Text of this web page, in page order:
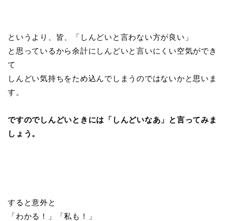
というより、皆、「しんどいと言わない方が良い」
と思っているから余計にしんどいと言いにくい空気ができ
て
しんどい気持ちをため込んでしまうのではないかと思いま
す。
ですのでしんどいときには「しんどいなあ」と言ってみま
しょう。
すると意外と
「わかる！」「私も！」